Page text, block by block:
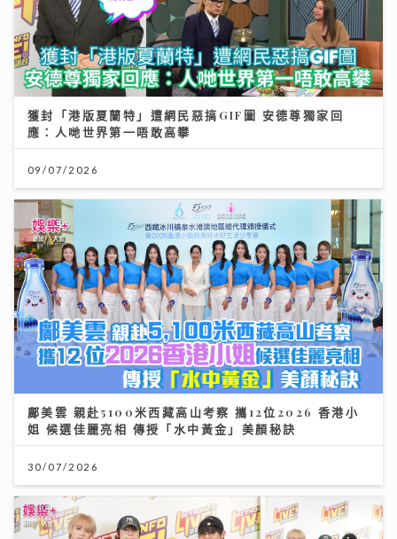
獲封「港版夏蘭特」遭網民惡搞GIF圖 安德尊獨家回
應：人哋世界第一唔敢高攀
09/07/2026
鄺美雲 親赴5100米西藏高山考察 攜12位2026 香港小
姐 候選佳麗亮相 傳授「水中黃金」美顏秘訣
30/07/2026